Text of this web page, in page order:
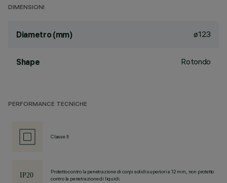
DIMENSIONI
Diametro (mm) ø123
Shape Rotondo
PERFORMANCE TECNICHE
Classe II
Protetto contro la penetrazione di corpi solidi superiori a 12 mm, non protetto
contro la penetrazione di liquidi.